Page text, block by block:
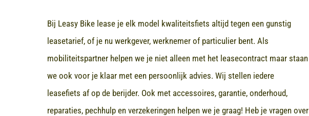
Bij Leasy Bike lease je elk model kwaliteitsfiets altijd tegen een gunstig
leasetarief, of je nu werkgever, werknemer of particulier bent. Als
mobiliteitspartner helpen we je niet alleen met het leasecontract maar staan
we ook voor je klaar met een persoonlijk advies. Wij stellen iedere
leasefiets af op de berijder. Ook met accessoires, garantie, onderhoud,
reparaties, pechhulp en verzekeringen helpen we je graag! Heb je vragen over